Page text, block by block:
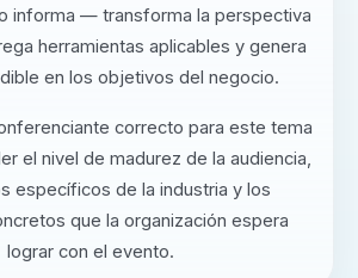
informa — transforma la perspectiva
herramientas aplicables y genera
en los objetivos del negocio.
correcto para este tema
el nivel de madurez de la audiencia,
específicos de la industria y los
que la organización espera
lograr con el evento.